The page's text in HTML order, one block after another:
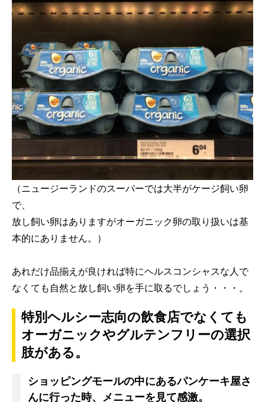
（ニュージーランドのスーパーでは大半がケージ飼い卵
で、
放し飼い卵はありますがオーガニック卵の取り扱いは基
本的にありません。）
あれだけ品揃えが良ければ特にヘルスコンシャスな人で
なくても自然と放し飼い卵を手に取るでしょう・・・。
特別ヘルシー志向の飲食店でなくても
オーガニックやグルテンフリーの選択
肢がある。
ショッピングモールの中にあるパンケーキ屋さ
んに行った時、メニューを見て感激。